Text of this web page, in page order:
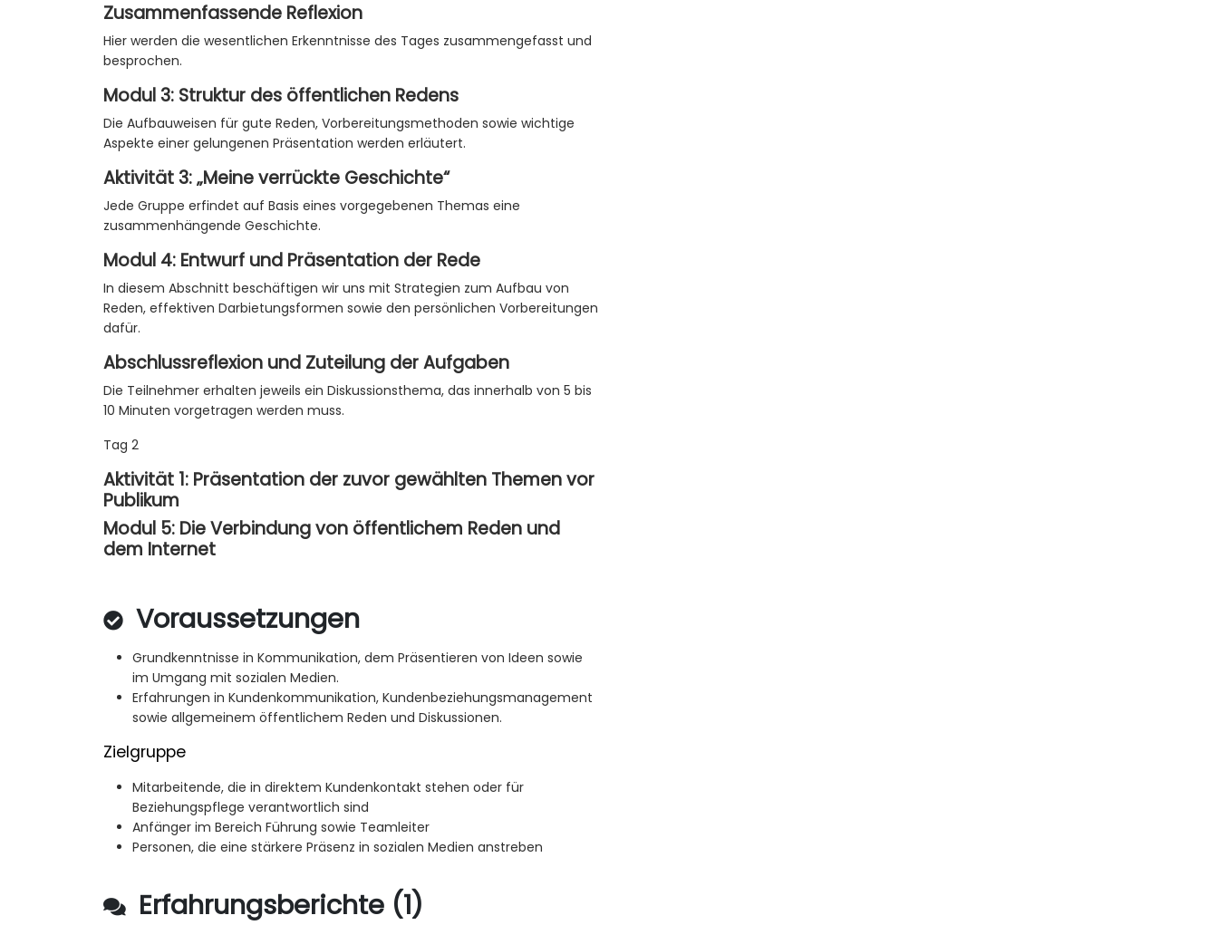
Zusammenfassende Reflexion
Hier werden die wesentlichen Erkenntnisse des Tages zusammengefasst und
besprochen.
Modul 3: Struktur des öffentlichen Redens
Die Aufbauweisen für gute Reden, Vorbereitungsmethoden sowie wichtige
Aspekte einer gelungenen Präsentation werden erläutert.
Aktivität 3: „Meine verrückte Geschichte“
Jede Gruppe erfindet auf Basis eines vorgegebenen Themas eine
zusammenhängende Geschichte.
Modul 4: Entwurf und Präsentation der Rede
In diesem Abschnitt beschäftigen wir uns mit Strategien zum Aufbau von
Reden, effektiven Darbietungsformen sowie den persönlichen Vorbereitungen
dafür.
Abschlussreflexion und Zuteilung der Aufgaben
Die Teilnehmer erhalten jeweils ein Diskussionsthema, das innerhalb von 5 bis
10 Minuten vorgetragen werden muss.
Tag 2
Aktivität 1: Präsentation der zuvor gewählten Themen vor
Publikum
Modul 5: Die Verbindung von öffentlichem Reden und
dem Internet
Voraussetzungen
Grundkenntnisse in Kommunikation, dem Präsentieren von Ideen sowie
im Umgang mit sozialen Medien.
Erfahrungen in Kundenkommunikation, Kundenbeziehungsmanagement
sowie allgemeinem öffentlichem Reden und Diskussionen.
Zielgruppe
Mitarbeitende, die in direktem Kundenkontakt stehen oder für
Beziehungspflege verantwortlich sind
Anfänger im Bereich Führung sowie Teamleiter
Personen, die eine stärkere Präsenz in sozialen Medien anstreben
Erfahrungsberichte (1)